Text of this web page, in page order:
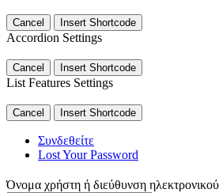
Cancel Insert Shortcode
Accordion Settings
Cancel Insert Shortcode
List Features Settings
Cancel Insert Shortcode
Συνδεθείτε
Lost Your Password
Όνομα χρήστη ή διεύθυνση